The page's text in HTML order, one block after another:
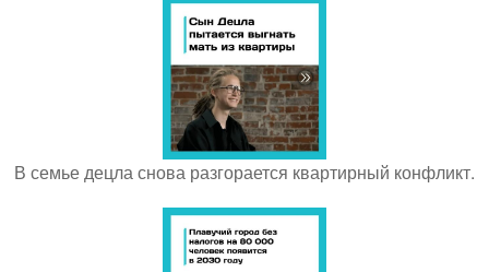
В семье децла снова разгорается квартирный конфликт.